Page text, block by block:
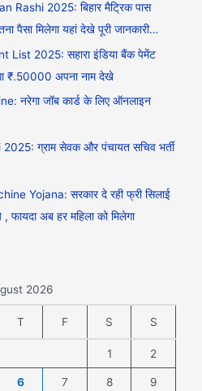
2025: बिहार मैट्रिक पास
पैसा मिलेगा यहां देखे पूरी जानकारी…
2025: सहारा इंडिया बैंक पेमेंट
₹.50000 अपना नाम देखे
नरेगा जॉब कार्ड के लिए ऑनलाइन
ग्राम सेवक और पंचायत सचिव भर्ती
Yojana: सरकार दे रही फ्री सिलाई
अब हर महिला को मिलेगा
2026
T F S S
1 2
6 7 8 9